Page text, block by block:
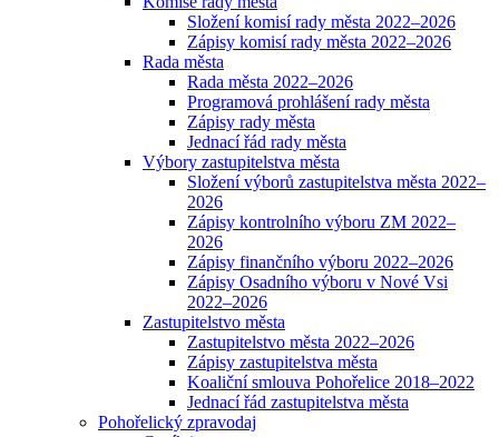
Složení komisí rady města 2022–2026
Zápisy komisí rady města 2022–2026
Rada města
Rada města 2022–2026
Programová prohlášení rady města
Zápisy rady města
Jednací řád rady města
Výbory zastupitelstva města
Složení výborů zastupitelstva města 2022–
2026
Zápisy kontrolního výboru ZM 2022–
2026
Zápisy finančního výboru 2022–2026
Zápisy Osadního výboru v Nové Vsi
2022–2026
Zastupitelstvo města
Zastupitelstvo města 2022–2026
Zápisy zastupitelstva města
Koaliční smlouva Pohořelice 2018–2022
Jednací řád zastupitelstva města
Pohořelický zpravodaj